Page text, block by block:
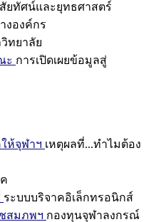
ยทัศน์และยุทธศาสตร์
งองค์กร
ทยาลัย
ะ การเปิดเผยข้อมูลสู่
ห้จุฬาฯ เหตุผลที่...ทำไมต้อง
ระบบบริจาคอิเล็กทรอนิกส์
สมภพฯ กองทุนจุฬาลงกรณ์